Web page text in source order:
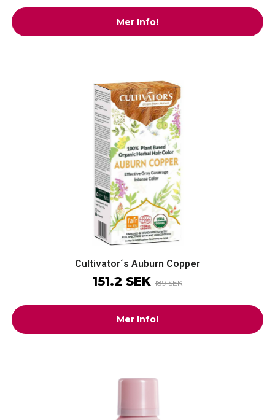
Mer Info!
Cultivator´s Auburn Copper
151.2 SEK 189 SEK
Mer Info!